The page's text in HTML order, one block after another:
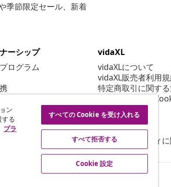
季節限定セール、新着
ーシップ
ログラム
vidaXL
vidaXLについて
vidaXL販売者利用
特定商取引に関す
プライバシー＆
Cookie 設定
行動規範
セキュリティ
アクセシビリティ
ン
る
プラ
すべての Cookie を受け入れる
すべて拒否する
Cookie 設定